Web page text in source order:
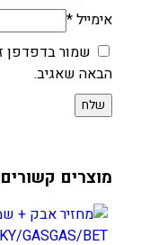
אימייל*
שמור בדפדפן
הבאה שאגיב.
מוצרים קשורים